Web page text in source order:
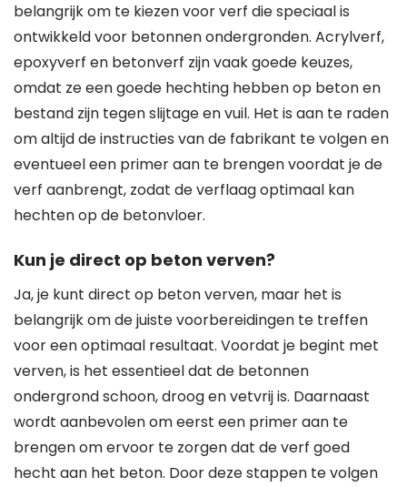
belangrijk om te kiezen voor verf die speciaal is
ontwikkeld voor betonnen ondergronden. Acrylverf,
epoxyverf en betonverf zijn vaak goede keuzes,
omdat ze een goede hechting hebben op beton en
bestand zijn tegen slijtage en vuil. Het is aan te raden
om altijd de instructies van de fabrikant te volgen en
eventueel een primer aan te brengen voordat je de
verf aanbrengt, zodat de verflaag optimaal kan
hechten op de betonvloer.
Kun je direct op beton verven?
Ja, je kunt direct op beton verven, maar het is
belangrijk om de juiste voorbereidingen te treffen
voor een optimaal resultaat. Voordat je begint met
verven, is het essentieel dat de betonnen
ondergrond schoon, droog en vetvrij is. Daarnaast
wordt aanbevolen om eerst een primer aan te
brengen om ervoor te zorgen dat de verf goed
hecht aan het beton. Door deze stappen te volgen